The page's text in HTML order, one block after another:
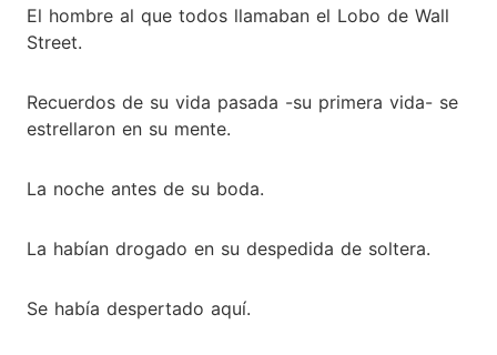
El hombre al que todos llamaban el Lobo de Wall
Street.
Recuerdos de su vida pasada -su primera vida- se
estrellaron en su mente.
La noche antes de su boda.
La habían drogado en su despedida de soltera.
Se había despertado aquí.